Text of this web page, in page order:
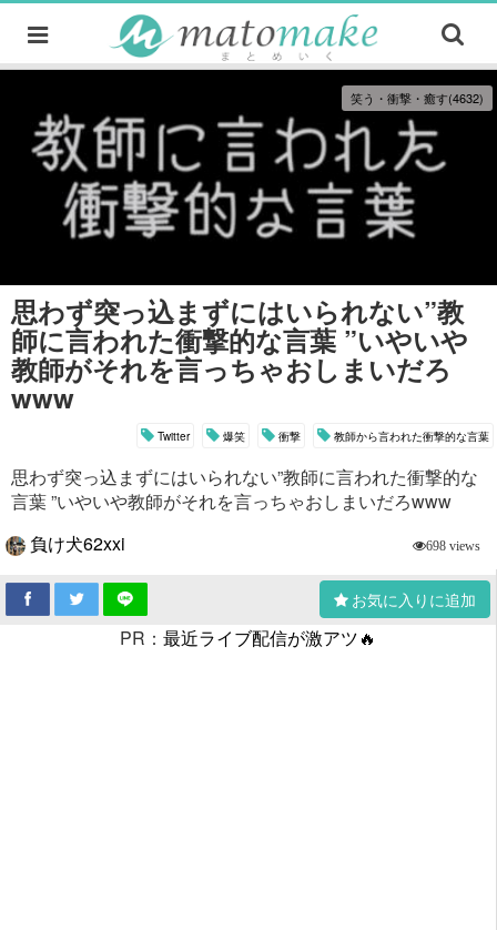
笑う・衝撃・癒す(4632)
思わず突っ込まずにはいられない”教
師に言われた衝撃的な言葉 ”いやいや
教師がそれを言っちゃおしまいだろ
www
Twitter 爆笑 衝撃 教師から言われた衝撃的な言葉
思わず突っ込まずにはいられない”教師に言われた衝撃的な
言葉 ”いやいや教師がそれを言っちゃおしまいだろwww
負け犬62xxi
698 views
お気に入りに追加
PR： 最近ライブ配信が激アツ🔥